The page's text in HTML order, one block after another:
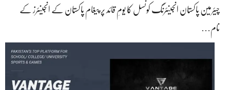
چیئرمین پاکستان انجینئرنگ کونسل کا یومِ قائد پر پیغام پاکستان کے انجینئرز کے
نام…